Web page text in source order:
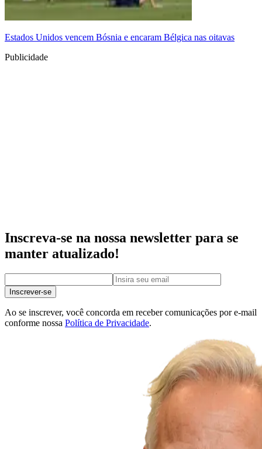
Estados Unidos vencem Bósnia e encaram Bélgica nas oitavas
Publicidade
Inscreva-se na nossa newsletter para se
manter atualizado!
Inscrever-se
Ao se inscrever, você concorda em receber comunicações por e-mail
conforme nossa Política de Privacidade.